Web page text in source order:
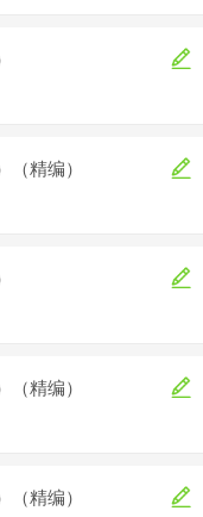
（精编）
（精编）
（精编）